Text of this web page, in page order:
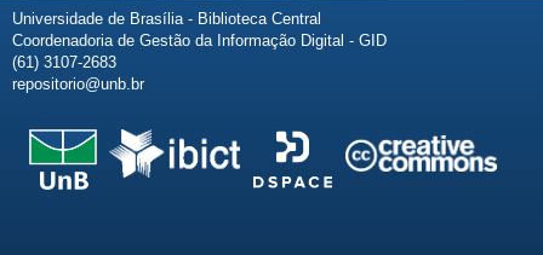
Universidade de Brasília - Biblioteca Central
Coordenadoria de Gestão da Informação Digital - GID
(61) 3107-2683
repositorio@unb.br